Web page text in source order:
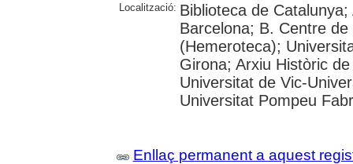
Localització: Biblioteca de
Barcelona; B. Centre
(Hemeroteca);
Girona; Arxiu Històric
Universitat de Vic-
Universitat Pompeu
Enllaç permanent a aquest